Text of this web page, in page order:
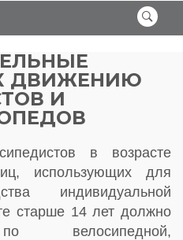
ДВИЖЕНИЮ
И
в возрасте
использующих для
индивидуальной
старше 14 лет должно
велосипедной,